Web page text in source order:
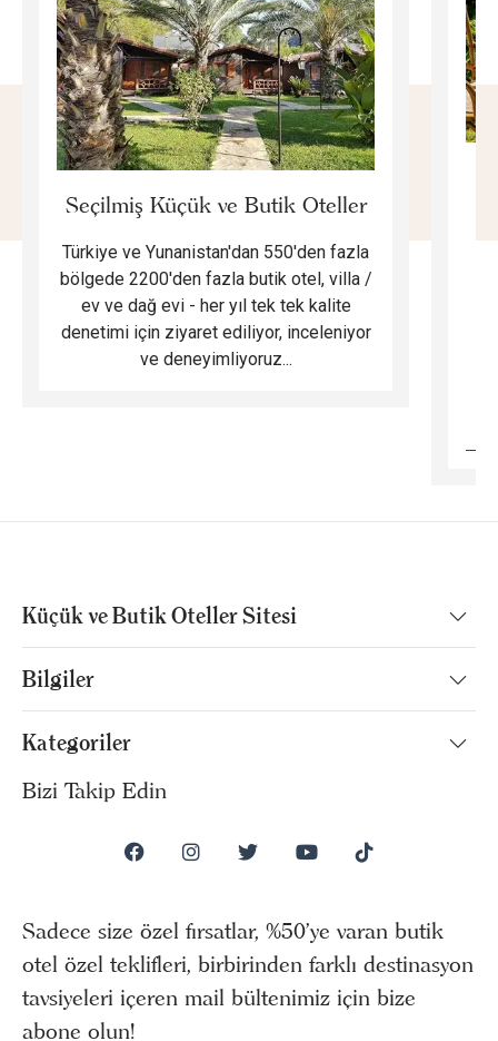
Seçilmiş Küçük ve Butik Oteller
Türkiye ve Yunanistan'dan 550'den fazla
bölgede 2200'den fazla butik otel, villa /
ev ve dağ evi - her yıl tek tek kalite
denetimi için ziyaret ediliyor, inceleniyor
ve deneyimliyoruz...
Küçük ve Butik Oteller Sitesi
Bilgiler
Kategoriler
Bizi Takip Edin
Sadece size özel fırsatlar, %50’ye varan butik
otel özel teklifleri, birbirinden farklı destinasyon
tavsiyeleri içeren mail bültenimiz için bize
abone olun!